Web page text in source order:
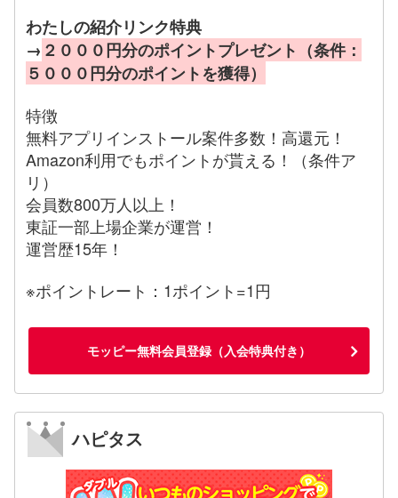
わたしの紹介リンク特典
→ ２０００円分のポイントプレゼント（条件：
５０００円分のポイントを獲得）
特徴
無料アプリインストール案件多数！高還元！
Amazon利用でもポイントが貰える！（条件ア
リ）
会員数800万人以上！
東証一部上場企業が運営！
運営歴15年！
※ポイントレート：1ポイント=1円
モッピー無料会員登録（入会特典付き）
ハピタス